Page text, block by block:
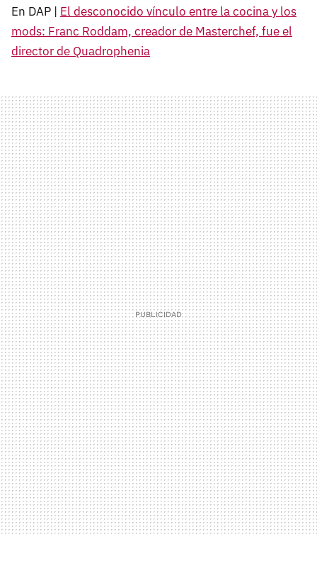
En DAP | El desconocido vínculo entre la cocina y los
mods: Franc Roddam, creador de Masterchef, fue el
director de Quadrophenia